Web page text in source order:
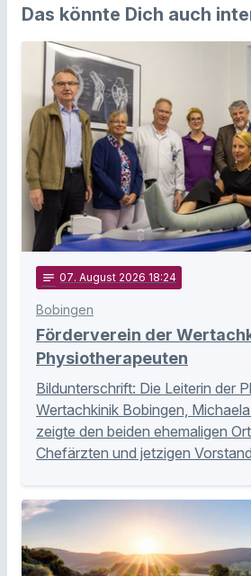
Das könnte Dich auch
notes 07. August 2026 18:24
Bobingen
Förderverein der
Physiotherapeuten
Bildunterschrift: Die Leiterin der
Wertachkinik Bobingen,
zeigte den beiden ehemaligen
Chefärzten und jetzigen